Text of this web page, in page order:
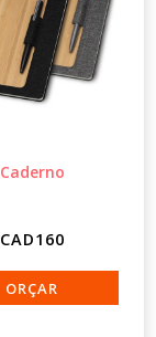
Caderno
CAD160